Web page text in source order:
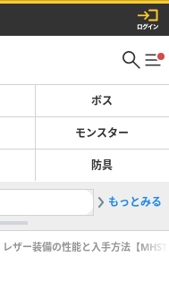
ボス
モンスター
防具
2ガルク
もっとみる
レザー装備の性能と入手方法【